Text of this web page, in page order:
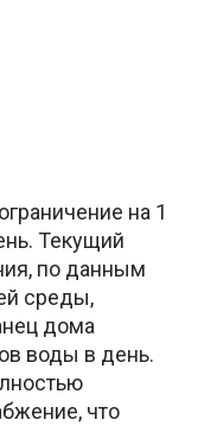
на 1
Текущий
по данным
среды,
дома
воды в день.
что